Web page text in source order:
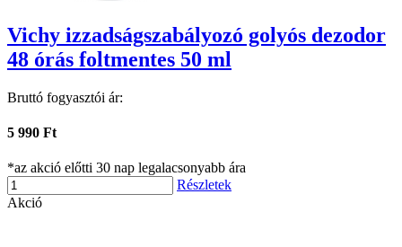
Vichy izzadságszabályozó golyós dezodor
48 órás foltmentes 50 ml
Bruttó fogyasztói ár:
5 990 Ft
*az akció előtti 30 nap legalacsonyabb ára
Részletek
Akció